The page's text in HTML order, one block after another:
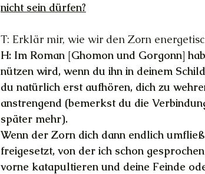
nicht sein dürfen?
T: Erklär mir, wie wir den Zorn
H: Im Roman [Ghomon und Gorgonn]
nützen wird, wenn du ihn in deinem
du natürlich erst aufhören, dich zu
anstrengend (bemerkst du die
später mehr).
Wenn der Zorn dich dann endlich
freigesetzt, von der ich schon
vorne katapultieren und deine Feinde